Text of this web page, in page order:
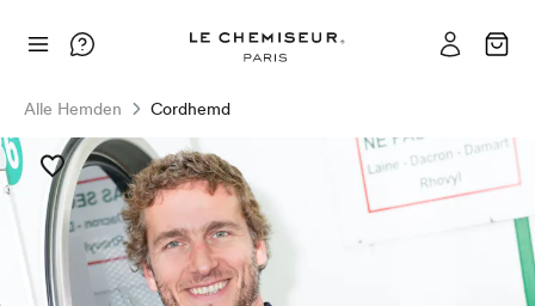
Alle Hemden Cordhemd